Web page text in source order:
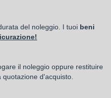
del noleggio. I tuoi beni
il noleggio oppure restituire
d'acquisto.